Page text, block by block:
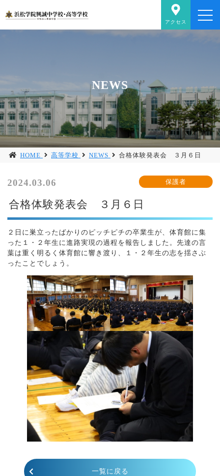
アクセス
NEWS
HOME 高等学校 NEWS 合格体験発表会 ３月６日
2024.03.06
合格体験発表会 ３月６日
２日に巣立ったばかりのピッチピチの卒業生が、体育館に集
った１・２年生に進路実現の過程を報告しました。先達の言
葉は重く明るく体育館に響き渡り、１・２年生の志を揺さぶ
ったことでしょう。
一覧に戻る